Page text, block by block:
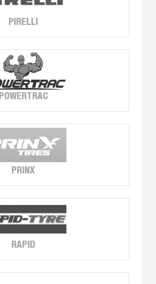
PIRELLI
POWERTRAC
PRINX
RAPID